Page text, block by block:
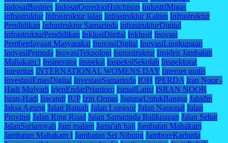
IndosatBusines IndosatOoredooHutchison IndustriMigas
infrastruktur Infrastruktur jalan Infrastruktur Kaltim Infrastruktur
Pendidikan Infrastruktur Samarinda infrastrukturDigital
InfrastrukturPendidikan InklusiDigital Inklusif Inovasi
Pemberdayaan Masyarakat InovasiDigital InovasiLingkungan
InovasiPemuda InovasiTeknologi Inprastruktur Insiden Jambatan
Mahakam I Insinerator inspeksi InspeksiSekolah Inspektorat
Integritas INTERNATIONAL WOMENS DAY Internet gratis
InvestasiEmasDigital InvestasiSamarinda IOH IPERDA Iran Noor -
Hadi Mulyadi IrjenEndarPriantoro IsmailLatisi ISRAN NOOR
Isran-Hadi Iswandi IUP Izin Ormas JagungUntukBangsa Jahidin
Jaksa Agung Jalan Batuah Jalan Longsor Jalan Nasional Jalan
Provinsi Jalan Ring Road Jalan Samarinda Balikpapan Jalan Sehat
JalanSuriansyah Jam malam Jama'ah haji Jambatan Mahakam
Jambatan Mahakam I Jambatan Sei Nibung JamboreKarhutla